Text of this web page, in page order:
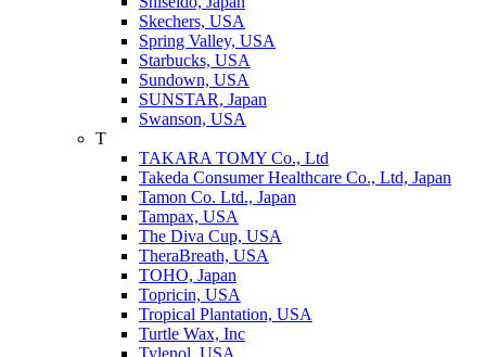
Skechers, USA
Spring Valley, USA
Starbucks, USA
Sundown, USA
SUNSTAR, Japan
Swanson, USA
T
TAKARA TOMY Co., Ltd
Takeda Consumer Healthcare Co., Ltd, Japan
Tamon Co. Ltd., Japan
Tampax, USA
The Diva Cup, USA
TheraBreath, USA
TOHO, Japan
Topricin, USA
Tropical Plantation, USA
Turtle Wax, Inc